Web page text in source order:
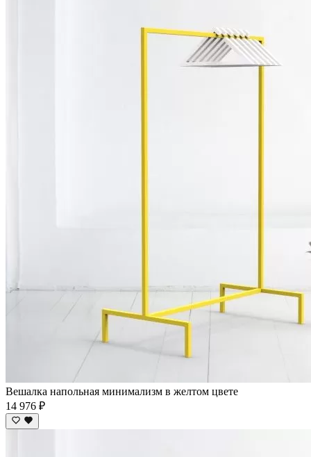
Вешалка напольная минимализм в желтом цвете
14 976 ₽